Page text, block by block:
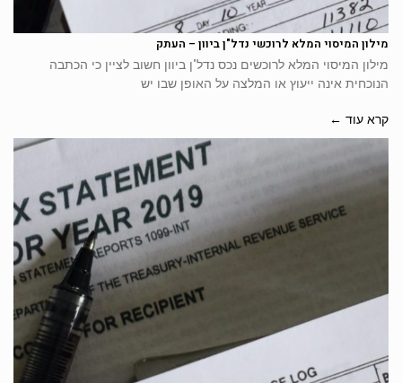
מילון המיסוי המלא לרוכשי נדל"ן ביוון – העתק
מילון המיסוי המלא לרוכשים נכס נדל"ן ביוון חשוב לציין כי הכתבה
הנוכחית אינה ייעוץ או המלצה על האופן שבו יש
קרא עוד ←